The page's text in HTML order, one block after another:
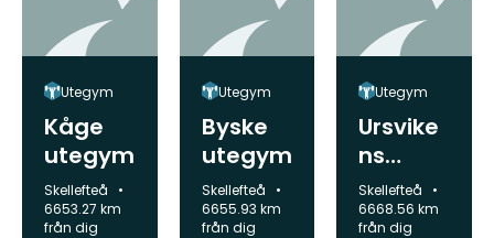
Utegym
Kåge
utegym
Kommun:
Skellefteå
6653.27 km
från dig
Utegym
Byske
utegym
Kommun:
Skellefteå
6655.93 km
från dig
Utegym
Ursvike
ns
utegym
Kommun:
Skellefteå
6668.56 km
från dig